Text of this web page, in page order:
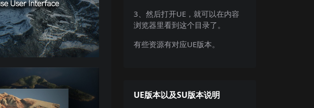
3、然后打开UE，就可以在内容
浏览器里看到这个目录了。
有些资源有对应UE版本。
UE版本以及SU版本说明